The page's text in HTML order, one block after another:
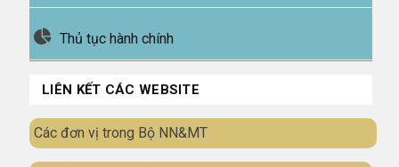
Thủ tục hành chính
LIÊN KẾT CÁC WEBSITE
Các đơn vị trong Bộ NN&MT